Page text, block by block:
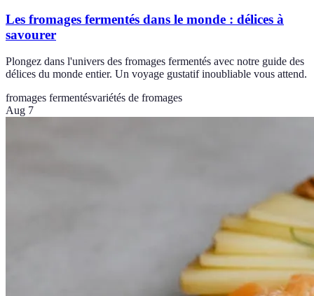
Les fromages fermentés dans le monde : délices à
savourer
Plongez dans l'univers des fromages fermentés avec notre guide des
délices du monde entier. Un voyage gustatif inoubliable vous attend.
fromages fermentésvariétés de fromages
Aug 7